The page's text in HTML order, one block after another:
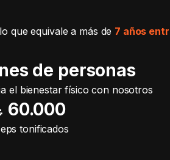
de personas
el bienestar físico con nosotros
que equivale a más de 7 años
60.000
tonificados